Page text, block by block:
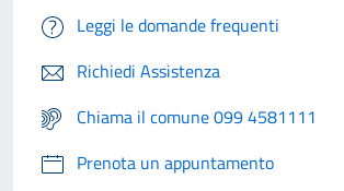
Leggi le domande frequenti
Richiedi Assistenza
Chiama il comune 099 4581111
Prenota un appuntamento